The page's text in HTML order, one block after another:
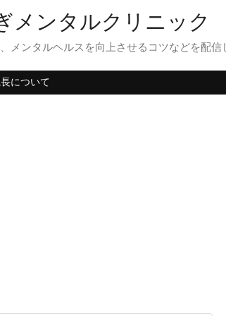
メンタルクリニック
メンタルヘルスを向上させるコツなどを配信
について